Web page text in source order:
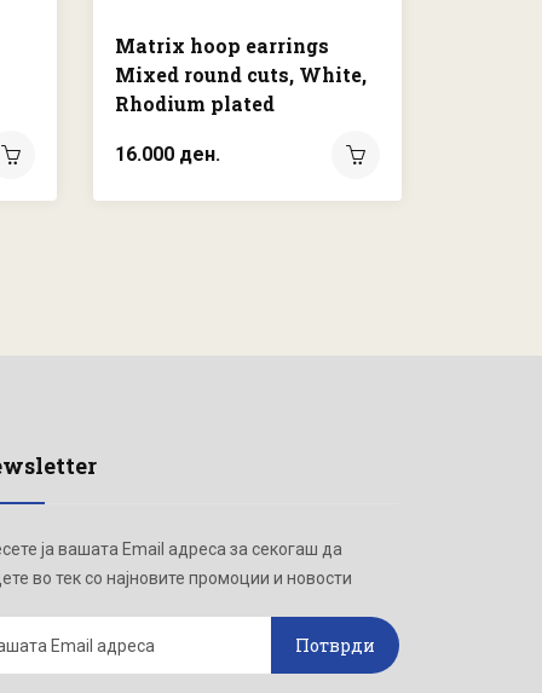
Matrix hoop earrings
Mixed round cuts, White,
Rhodium plated
16.000 ден.
ја вашата Email адреса за секогаш да
во тек со најновите промоции и новости
Потврди